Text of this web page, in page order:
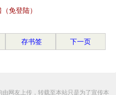
免登陆）
存书签 下一页
网友上传，转载至本站只是为了宣传本